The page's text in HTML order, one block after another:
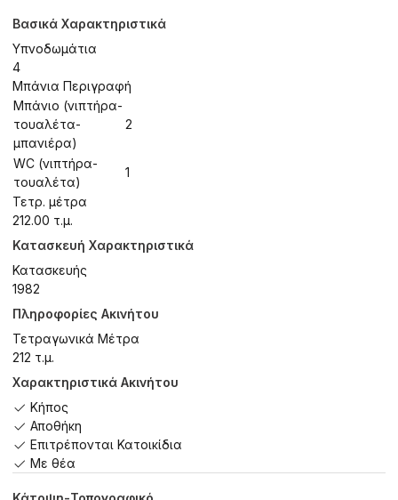
Βασικά Χαρακτηριστικά
Υπνοδωμάτια
4
Μπάνια Περιγραφή
Μπάνιο (νιπτήρα-
τουαλέτα-
μπανιέρα)
2
WC (νιπτήρα-
τουαλέτα)
1
Τετρ. μέτρα
212.00 τ.μ.
Κατασκευή Χαρακτηριστικά
Κατασκευής
1982
Πληροφορίες Ακινήτου
Τετραγωνικά Μέτρα
212 τ.μ.
Χαρακτηριστικά Ακινήτου
Κήπος
Αποθήκη
Επιτρέπονται Κατοικίδια
Με θέα